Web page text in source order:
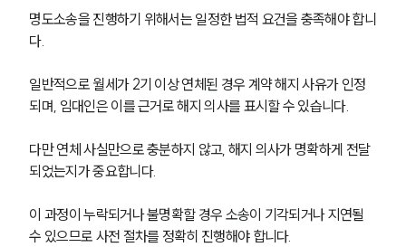
명도소송을 진행하기 위해서는 일정한 법적 요건을 충족해야 합니
다.
일반적으로 월세가 2기 이상 연체된 경우 계약 해지 사유가 인정
되며, 임대인은 이를 근거로 해지 의사를 표시할 수 있습니다.
다만 연체 사실만으로 충분하지 않고, 해지 의사가 명확하게 전달
되었는지가 중요합니다.
이 과정이 누락되거나 불명확할 경우 소송이 기각되거나 지연될
수 있으므로 사전 절차를 정확히 진행해야 합니다.